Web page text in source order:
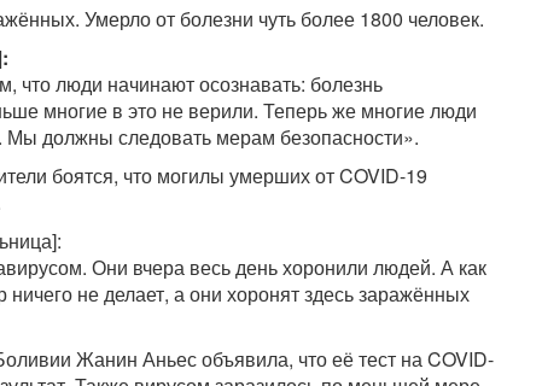
Умерло от болезни чуть более 1800 человек.
что люди начинают осознавать: болезнь
многие в это не верили. Теперь же многие люди
должны следовать мерам безопасности».
боятся, что могилы умерших от COVID-19
Они вчера весь день хоронили людей. А как
не делает, а они хоронят здесь заражённых
Жанин Аньес объявила, что её тест на COVID-